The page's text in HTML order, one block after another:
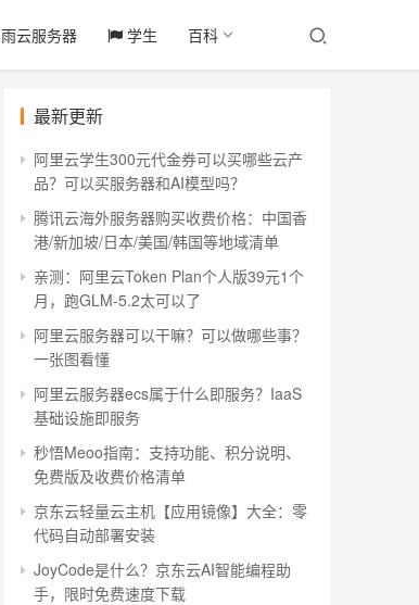
雨云服务器 学生 百科
最新更新
阿里云学生300元代金券可以买哪些云产
品？可以买服务器和AI模型吗？
腾讯云海外服务器购买收费价格：中国香
港/新加坡/日本/美国/韩国等地域清单
亲测：阿里云Token Plan个人版39元1个
月，跑GLM-5.2太可以了
阿里云服务器可以干嘛？可以做哪些事？
一张图看懂
阿里云服务器ecs属于什么即服务？IaaS
基础设施即服务
秒悟Meoo指南：支持功能、积分说明、
免费版及收费价格清单
京东云轻量云主机【应用镜像】大全：零
代码自动部署安装
JoyCode是什么？京东云AI智能编程助
手，限时免费速度下载